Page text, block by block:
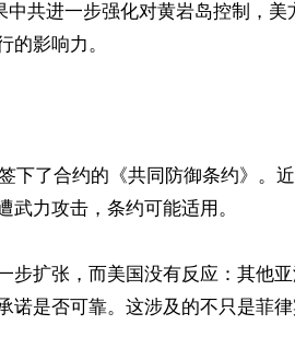
中共进一步强化对黄岩岛控制，美
的影响力。
下了合约的《共同防御条约》。
力攻击，条约可能适用。
步扩张，而美国没有反应：其他
诺是否可靠。这涉及的不只是菲